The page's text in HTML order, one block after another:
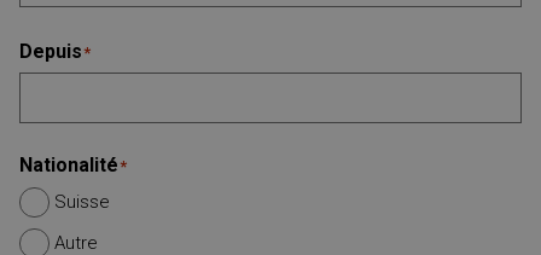
Depuis*
Nationalité*
Suisse
Autre